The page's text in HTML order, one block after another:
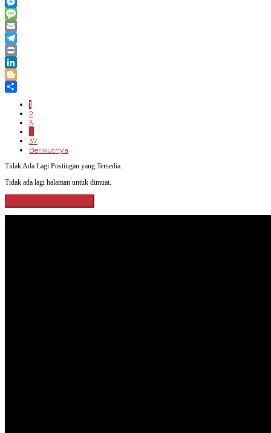
Messenger
Message
Email
Telegram
Print
LinkedIn
Blogger
1
2
3
37
Berikutnya
Tidak Ada Lagi Postingan yang Tersedia.
Tidak ada lagi halaman untuk dimuat.